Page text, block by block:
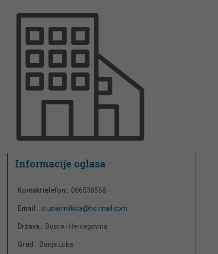
Informacije oglasa
Kontakt telefon : 066538568
Email : stuparmilkica@hotmail.com
Država : Bosna i Hercegovina
Grad : Banja Luka